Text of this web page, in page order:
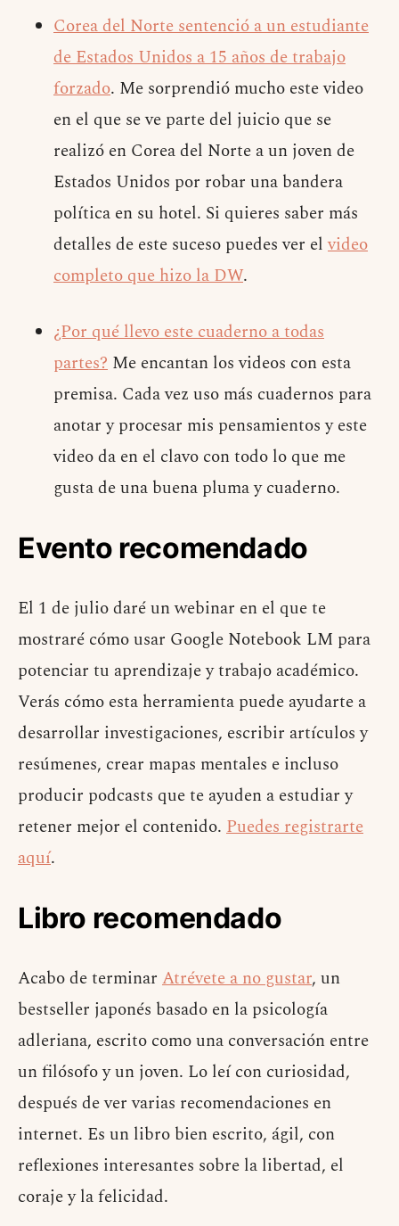
Corea del Norte sentenció a un estudiante
de Estados Unidos a 15 años de trabajo
forzado. Me sorprendió mucho este video
en el que se ve parte del juicio que se
realizó en Corea del Norte a un joven de
Estados Unidos por robar una bandera
política en su hotel. Si quieres saber más
detalles de este suceso puedes ver elvideo
completo que hizo la DW.
¿Por qué llevo este cuaderno a todas
partes? Me encantan los videos con esta
premisa. Cada vez uso más cuadernos para
anotar y procesar mis pensamientos y este
video da en el clavo con todo lo que me
gusta de una buena pluma y cuaderno.
Evento recomendado
El 1 de julio daré un webinar en el que te
mostraré cómo usar Google Notebook LM para
potenciar tu aprendizaje y trabajo académico.
Verás cómo esta herramienta puede ayudarte a
desarrollar investigaciones, escribir artículos y
resúmenes, crear mapas mentales e incluso
producir podcasts que te ayuden a estudiar y
retener mejor el contenido. Puedes registrarte
aquí.
Libro recomendado
Acabo de terminar Atrévete a no gustar, un
bestseller japonés basado en la psicología
adleriana, escrito como una conversación entre
un filósofo y un joven. Lo leí con curiosidad,
después de ver varias recomendaciones en
internet. Es un libro bien escrito, ágil, con
reflexiones interesantes sobre la libertad, el
coraje y la felicidad.